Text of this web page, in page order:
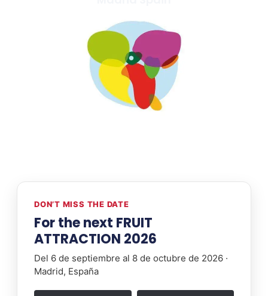
DON’T MISS THE DATE
For the next FRUIT
ATTRACTION 2026
Del 6 de septiembre al 8 de octubre de 2026 ·
Madrid, España